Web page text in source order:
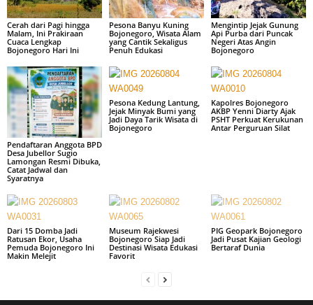
Cerah dari Pagi hingga
Malam, Ini Prakiraan
Cuaca Lengkap
Bojonegoro Hari Ini
Pesona Banyu Kuning
Bojonegoro, Wisata Alam
yang Cantik Sekaligus
Penuh Edukasi
Mengintip Jejak Gunung
Api Purba dari Puncak
Negeri Atas Angin
Bojonegoro
Pendaftaran Anggota BPD
Desa Jubellor Sugio
Lamongan Resmi Dibuka,
Catat Jadwal dan
Syaratnya
Pesona Kedung Lantung,
Jejak Minyak Bumi yang
Jadi Daya Tarik Wisata di
Bojonegoro
Kapolres Bojonegoro
AKBP Yenni Diarty Ajak
PSHT Perkuat Kerukunan
Antar Perguruan Silat
Dari 15 Domba Jadi
Ratusan Ekor, Usaha
Pemuda Bojonegoro Ini
Makin Melejit
Museum Rajekwesi
Bojonegoro Siap Jadi
Destinasi Wisata Edukasi
Favorit
PIG Geopark Bojonegoro
Jadi Pusat Kajian Geologi
Bertaraf Dunia